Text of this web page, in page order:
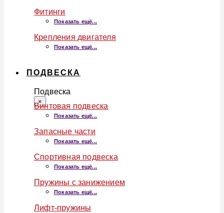
Фитинги
Показать ещё...
Крепления двигателя
Показать ещё...
ПОДВЕСКА
Подвеска
×
Винтовая подвеска
Показать ещё...
Запасные части
Показать ещё...
Спортивная подвеска
Показать ещё...
Пружины с занижением
Показать ещё...
Лифт-пружины